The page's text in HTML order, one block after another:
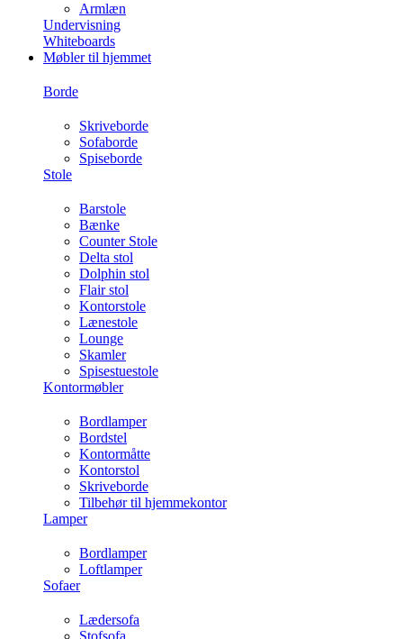
Armlæn
Undervisning
Whiteboards
Møbler til hjemmet
Borde
Skriveborde
Sofaborde
Spiseborde
Stole
Barstole
Bænke
Counter Stole
Delta stol
Dolphin stol
Flair stol
Kontorstole
Lænestole
Lounge
Skamler
Spisestuestole
Kontormøbler
Bordlamper
Bordstel
Kontormåtte
Kontorstol
Skriveborde
Tilbehør til hjemmekontor
Lamper
Bordlamper
Loftlamper
Sofaer
Lædersofa
Stofsofa